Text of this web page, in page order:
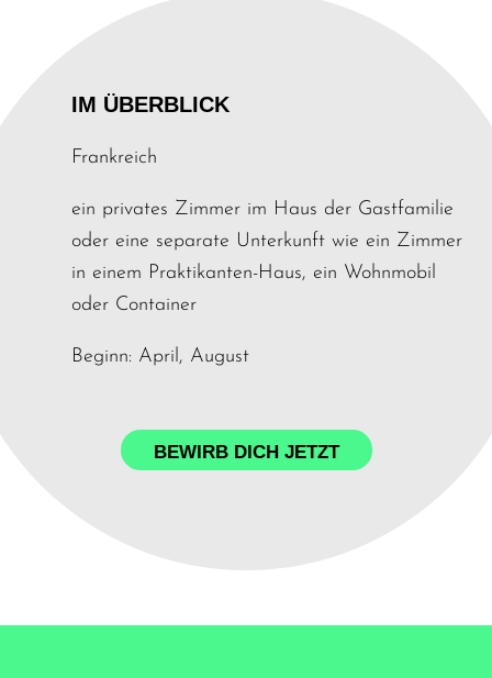
IM ÜBERBLICK
Frankreich
ein privates Zimmer im Haus der Gastfamilie
oder eine separate Unterkunft wie ein Zimmer
in einem Praktikanten-Haus, ein Wohnmobil
oder Container
Beginn: April, August
BEWIRB DICH JETZT